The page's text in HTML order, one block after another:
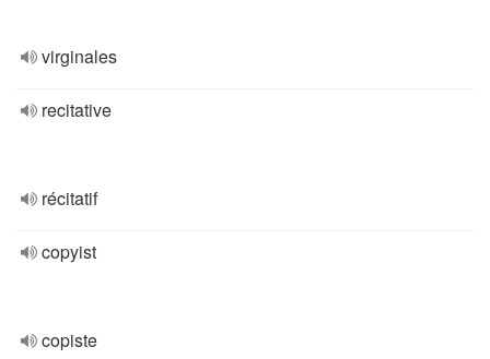
virginales
recitative
récitatif
copyist
copiste